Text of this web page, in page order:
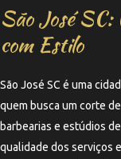
São José
com Estilo
São José SC é uma
quem busca um corte
barbearias e estúdios
qualidade dos serviços